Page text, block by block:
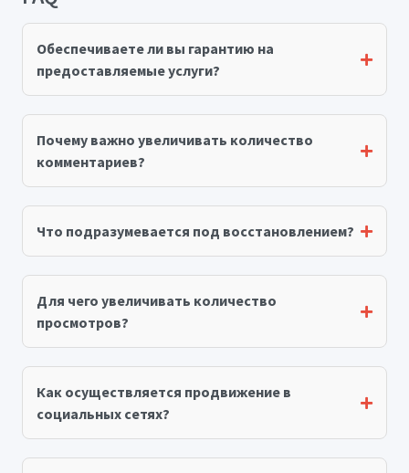
Обеспечиваете ли вы гарантию на
предоставляемые услуги?
Почему важно увеличивать количество
комментариев?
Что подразумевается под восстановлением?
Для чего увеличивать количество
просмотров?
Как осуществляется продвижение в
социальных сетях?